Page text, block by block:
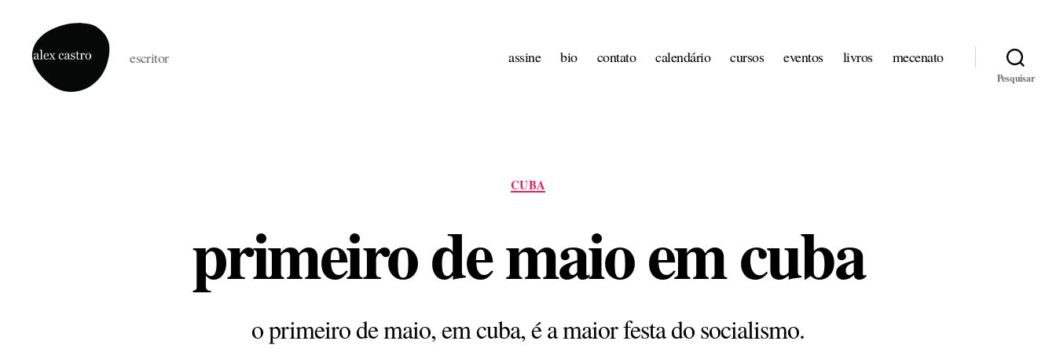
escritor assine bio contato calendário cursos eventos livros mecenato
Pesquisar
Categorias
CUBA
primeiro de maio em cuba
o primeiro de maio, em cuba, é a maior festa do socialismo.